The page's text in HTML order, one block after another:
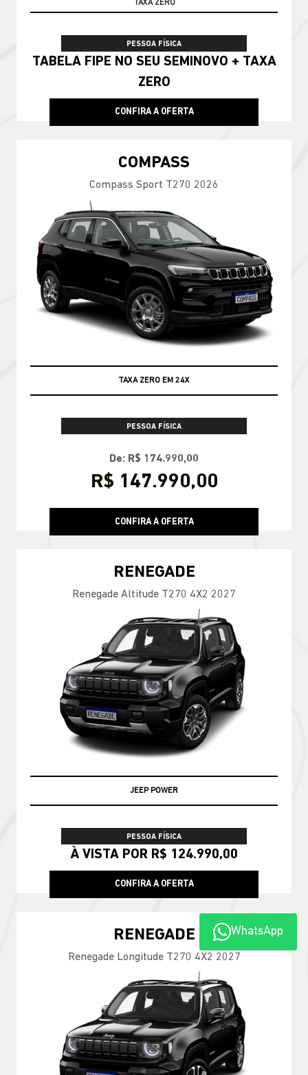
COMMANDER
Commander Longitude T270 7L 26/27
PRONTA ENTREGA
PESSOA FÍSICA
R$ 188.990,00
CONFIRA A OFERTA
COMPASS
Compass Longitude T270 2026
WhatsApp